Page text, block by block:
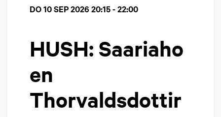
HUSH: Saariaho
en
Thorvaldsdottir
DO 10 SEP 2026 20:15 - 22:00